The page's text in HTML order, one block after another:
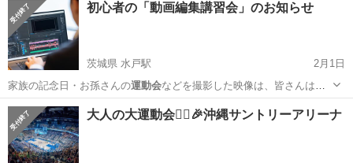
ャージ！💪🔥 運動不足も解消できる🙆‍♀️ おひとり参加も、お友達を 誘
っても大歓迎🌈...
初心者の「動画編集講習会」のお知らせ
茨城県 水戸駅
2月1日
家族の記念日・お孫さんの運動会などを撮影した映像は、皆さんはど
うして…
茨城 水戸市 水戸駅 セミナー 運動会
大人の大運動会🏃‍♀️🎉沖縄サントリーアリーナ